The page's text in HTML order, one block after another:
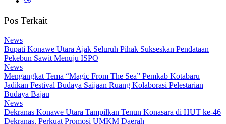
Pos Terkait
News
Bupati Konawe Utara Ajak Seluruh Pihak Sukseskan Pendataan
Pekebun Sawit Menuju ISPO
News
Mengangkat Tema “Magic From The Sea” Pemkab Kotabaru
Jadikan Festival Budaya Saijaan Ruang Kolaborasi Pelestarian
Budaya Bajau
News
Dekranas Konawe Utara Tampilkan Tenun Konasara di HUT ke-46
Dekranas, Perkuat Promosi UMKM Daerah